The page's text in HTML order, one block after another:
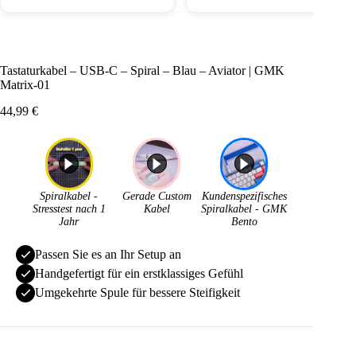
Tastaturkabel – USB-C – Spiral – Blau – Aviator | GMK
Matrix-01
44,99 €
Spiralkabel -
Stresstest nach 1
Jahr
Gerade Custom
Kabel
Kundenspezifisches
Spiralkabel - GMK
Bento
Passen Sie es an Ihr Setup an
Handgefertigt für ein erstklassiges Gefühl
Umgekehrte Spule für bessere Steifigkeit